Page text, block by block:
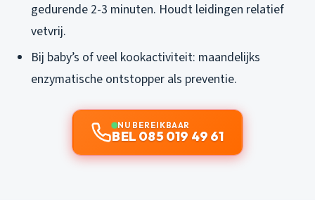
gedurende 2-3 minuten. Houdt leidingen relatief
vetvrij.
Bij baby’s of veel kookactiviteit: maandelijks
enzymatische ontstopper als preventie.
NU BEREIKBAAR
BEL 085 019 49 61